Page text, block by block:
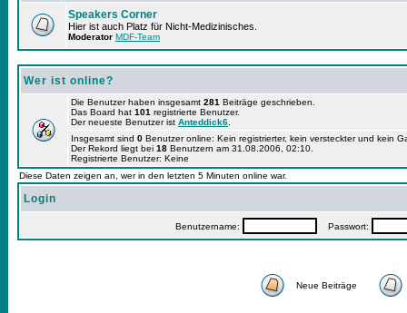
Speakers Corner
Hier ist auch Platz für Nicht-Medizinisches.
Moderator MDF-Team
Wer ist online?
Die Benutzer haben insgesamt 281 Beiträge geschrieben.
Das Board hat 101 registrierte Benutzer.
Der neueste Benutzer ist Anteddick6
Insgesamt sind 0 Benutzer online: Kein registrierter, kein versteckter und kein
Der Rekord liegt bei 18 Benutzern am 31.08.2006, 02:10.
Registrierte Benutzer: Keine
Diese Daten zeigen an, wer in den letzten 5 Minuten online war.
Login
Benutzername: Passwort:
Neue Beiträge